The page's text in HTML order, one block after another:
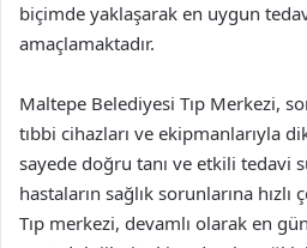
biçimde yaklaşarak en uygun
amaçlamaktadır.
Maltepe Belediyesi Tıp Merkezi,
tıbbi cihazları ve ekipmanlarıyla
sayede doğru tanı ve etkili tedavi
hastaların sağlık sorunlarına
Tıp merkezi, devamlı olarak en